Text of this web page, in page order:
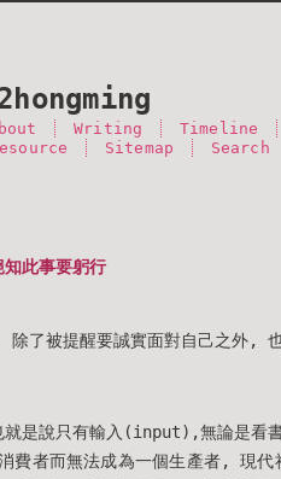
Writing Timeline
Sitemap Search
此事要躬行
了被提醒要誠實面對自己之外,
就是說只有輸入(input),無論是看
費者而無法成為一個生產者, 現